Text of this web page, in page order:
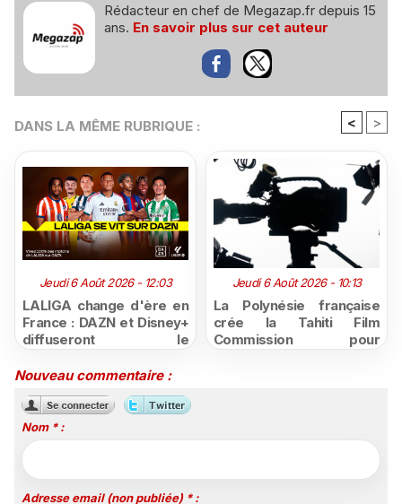
Rédacteur en chef de Megazap.fr depuis 15
ans. En savoir plus sur cet auteur
DANS LA MÊME RUBRIQUE : < >
Jeudi 6 Août 2026 - 12:03
LALIGA change d'ère en
France : DAZN et Disney+
diffuseront le
jusqu'en 2029, un revers
Jeudi 6 Août 2026 - 10:13
La Polynésie française
crée la Tahiti Film
Commission pour
Nouveau commentaire :
Nom * :
Adresse email (non publiée) * :